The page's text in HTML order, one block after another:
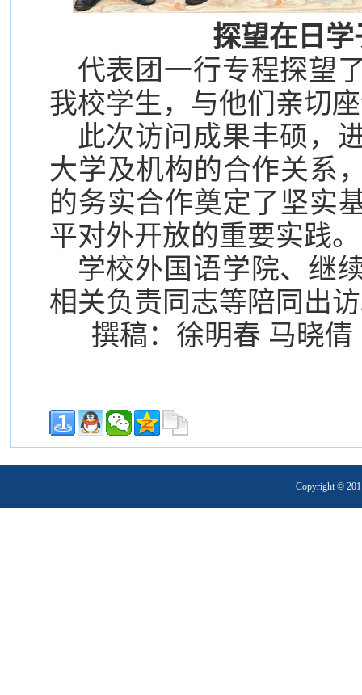
探望在日
代表团一行专程探望
我校学生，与他们亲切
此次访问成果丰硕，
大学及机构的合作关系
的务实合作奠定了坚实
平对外开放的重要实践。
学校外国语学院、继
相关负责同志等陪同出
撰稿：徐明春 马晓
Copyright ©